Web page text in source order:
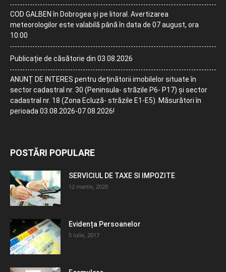
COD GALBEN în Dobrogea și pe litoral. Avertizarea
meteorologilor este valabilă până în data de 07 august, ora
10:00
Publicație de căsătorie din 03.08.2026
ANUNȚ DE INTERES pentru deținătorii imobilelor situate în
sector cadastral nr. 30 (Peninsula- străzile P6- P17) și sector
cadastral nr. 18 (Zona Ecluză- străzile E1-E5). Măsurători în
perioada 03.08.2026-07.08.2026!
POSTĂRI POPULARE
SERVICIUL DE TAXE SI IMPOZITE
12 martie, 2020
Evidența Persoanelor
5 iulie, 2017